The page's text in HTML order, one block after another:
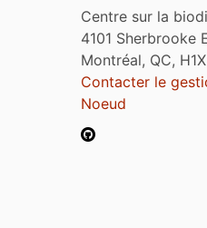
Centre sur la
4101 Sherbrooke
Montréal, QC,
Contacter le
Noeud